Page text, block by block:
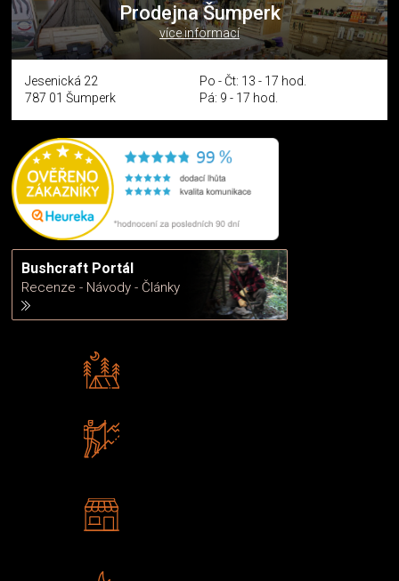
Prodejna Šumperk
více informací
Jesenická 22
787 01 Šumperk
Po - Čt: 13 - 17 hod.
Pá: 9 - 17 hod.
Bushcraft Portál
Recenze - Návody - Články